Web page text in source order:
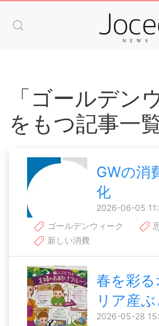
「ゴールデン
をもつ記事一
GWの消
化
2026-06-05
ゴールデンウィーク
新しい消費
春を彩る
リア産ぶ
2026-05-28